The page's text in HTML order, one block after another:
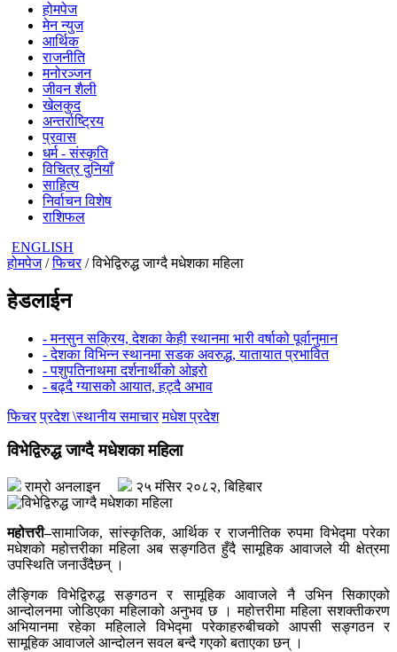
होमपेज
मेन न्युज
आर्थिक
राजनीति
मनोरञ्जन
जीवन शैली
खेलकुद
अन्तर्राष्ट्रिय
प्रवास
धर्म - संस्कृति
विचित्र दुनियाँ
साहित्य
निर्वाचन विशेष
राशिफल
ENGLISH
होमपेज/फिचर/ विभेद्विरुद्ध जाग्दै मधेशका महिला
हेडलाईन
- मनसुन सक्रिय, देशका केही स्थानमा भारी वर्षाको पूर्वानुमान
- देशका विभिन्न स्थानमा सडक अवरुद्ध, यातायात प्रभावित
- पशुपतिनाथमा दर्शनार्थीको ओइरो
- बढ्दै ग्यासको आयात, हट्दै अभाव
फिचर प्रदेश \स्थानीय समाचार मधेश प्रदेश
विभेद्विरुद्ध जाग्दै मधेशका महिला
राम्रो अनलाइन २५ मंसिर २०८२, बिहिबार
महोत्तरी–सामाजिक, सांस्कृतिक, आर्थिक र राजनीतिक रुपमा विभेद्मा परेका
मधेशको महोत्तरीका महिला अब सङ्गठित हुँदै सामूहिक आवाजले यी क्षेत्रमा
उपस्थिति जनाउँदैछन् ।
लैङ्गिक विभेद्विरुद्ध सङ्गठन र सामूहिक आवाजले नै उभिन सिकाएको
आन्दोलनमा जोडिएका महिलाको अनुभव छ । महोत्तरीमा महिला सशक्तीकरण
अभियानमा रहेका महिलाले विभेद्मा परेकाहरुबीचको आपसी सङ्गठन र
सामूहिक आवाजले आन्दोलन सवल बन्दै गएको बताएका छन् ।